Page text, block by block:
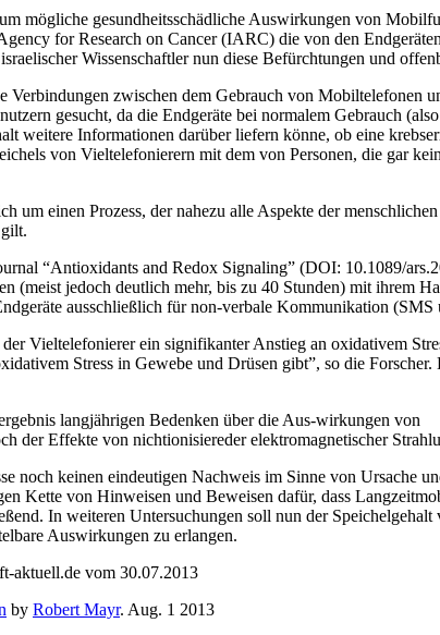
mögliche gesundheitsschädliche Auswirkungen von
for Research on Cancer (IARC) die von den
Wissenschaftler nun diese Befürchtungen und
Verbindungen zwischen dem Gebrauch von
gesucht, da die Endgeräte bei normalem Gebrauch
weitere Informationen darüber liefern könne, ob eine
von Vieltelefonierern mit dem von Personen, die gar
um einen Prozess, der nahezu alle Aspekte der
“Antioxidants and Redox Signaling” (DOI: 10.1089/
(meist jedoch deutlich mehr, bis zu 40 Stunden) mit ihrem
ausschließlich für non-verbale Kommunikation (SMS
Vieltelefonierer ein signifikanter Anstieg an oxidativem
Stress in Gewebe und Drüsen gibt”, so die
langjährigen Bedenken über die Aus-wirkungen von
der Effekte von nichtionisiereder elektromagnetischer
noch keinen eindeutigen Nachweis im Sinne von Ursache
Kette von Hinweisen und Beweisen dafür, dass
In weiteren Untersuchungen soll nun der
Auswirkungen zu erlangen.
aktuell.de vom 30.07.2013
by Robert Mayr. Aug. 1 2013